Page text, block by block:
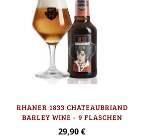
RHANER 1833 CHATEAUBRIAND
BARLEY WINE - 9 FLASCHEN
29,90 €